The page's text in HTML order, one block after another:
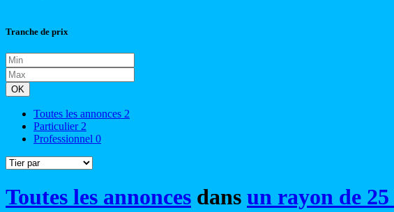
Tranche de prix
OK
Toutes les annonces 2
Particulier 2
Professionnel 0
Toutes les annonces dans un rayon de